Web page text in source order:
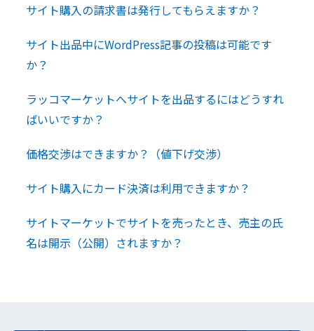
サイト購入の請求書は発行してもらえますか？
サイト出品中にWordPress記事の投稿は可能です
か？
ラッコマーケットへサイトを出品するにはどうすれ
ばいいですか？
価格交渉はできますか？（値下げ交渉）
サイト購入にカード決済は利用できますか？
サイトマーケットでサイトを売ったとき、売主の氏
名は開示（公開）されますか？